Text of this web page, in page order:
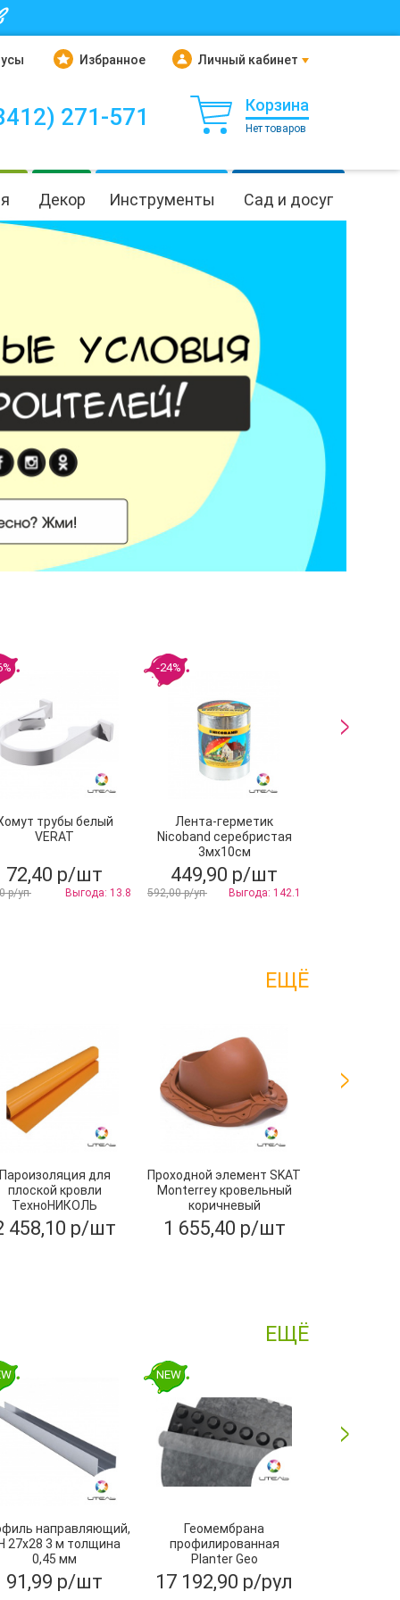
Избранное Личный кабинет
271-571 Корзина
Нет товаров
Декор Инструменты Сад и досуг
трубы белый
VERAT
72,40 р/шт
р/уп Выгода: 13.8
-24%
Лента-герметик
Nicoband серебристая
3мх10см
449,90 р/шт
592,00 р/уп Выгода: 142.1
ЕЩЁ
для
плоской кровли
ТехноНИКОЛЬ
30000х3000 мм
458,10 р/шт
Проходной элемент SKAT
Monterrey кровельный
коричневый
1 655,40 р/шт
ЕЩЁ
направляющий,
27х28 3 м толщина
0,45 мм
91,99 р/шт
NEW
Геомембрана
профилированная
Planter Geo
2х15м,ТехноНИКОЛЬ
17 192,90 р/рул